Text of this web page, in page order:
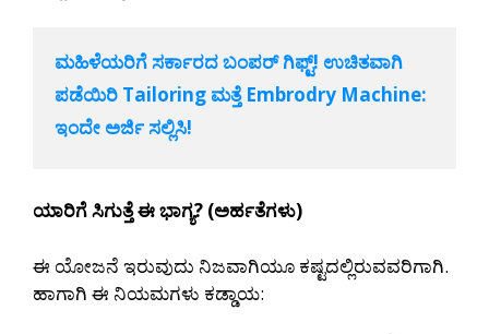
ಮಹಿಳೆಯರಿಗೆ ಸರ್ಕಾರದ ಬಂಪರ್ ಗಿಫ್ಟ್! ಉಚಿತವಾಗಿ
ಪಡೆಯಿರಿ Tailoring ಮತ್ತೆ Embrodry Machine:
ಇಂದೇ ಅರ್ಜಿ ಸಲ್ಲಿಸಿ!
ಯಾರಿಗೆ ಸಿಗುತ್ತೆ ಈ ಭಾಗ್ಯ? (ಅರ್ಹತೆಗಳು)
ಈ ಯೋಜನೆ ಇರುವುದು ನಿಜವಾಗಿಯೂ ಕಷ್ಟದಲ್ಲಿರುವವರಿಗಾಗಿ.
ಹಾಗಾಗಿ ಈ ನಿಯಮಗಳು ಕಡ್ಡಾಯ: